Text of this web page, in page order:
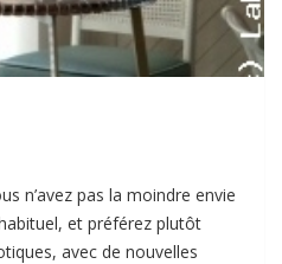
n’avez pas la moindre envie
et préférez plutôt
avec de nouvelles